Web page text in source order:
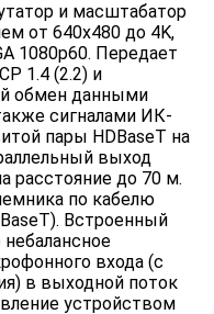
и масштабатор
от 640x480 до 4K,
1080p60. Передает
1.4 (2.2) и
обмен данными
сигналами ИК-
пары HDBaseT на
выход
расстояние до 70 м.
по кабелю
Встроенный
входа (с
в выходной поток
устройством